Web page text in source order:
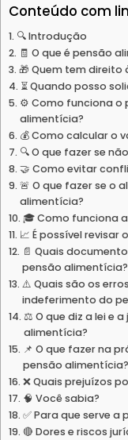
Conteúdo com
🔍 Introdução
🧾 O que é pensão
🎁 Quem tem direito
⏳ Quando posso
⚙️ Como funciona o
alimentícia?
💰 Como calcular o
🔍 O que fazer se
🤝 Como evitar
🚨 O que fazer se o
alimentícia?
🎓 Como funciona
📈 É possível
📄 Quais
pensão alimentícia?
⚠️ Quais são os
indeferimento do
⚖️ O que diz a lei e
alimentícia?
📌 O que fazer na
pensão alimentícia?
❌ Quais prejuízos
🧠 Você sabia?
✅ Para que serve
🔴 Dores e riscos